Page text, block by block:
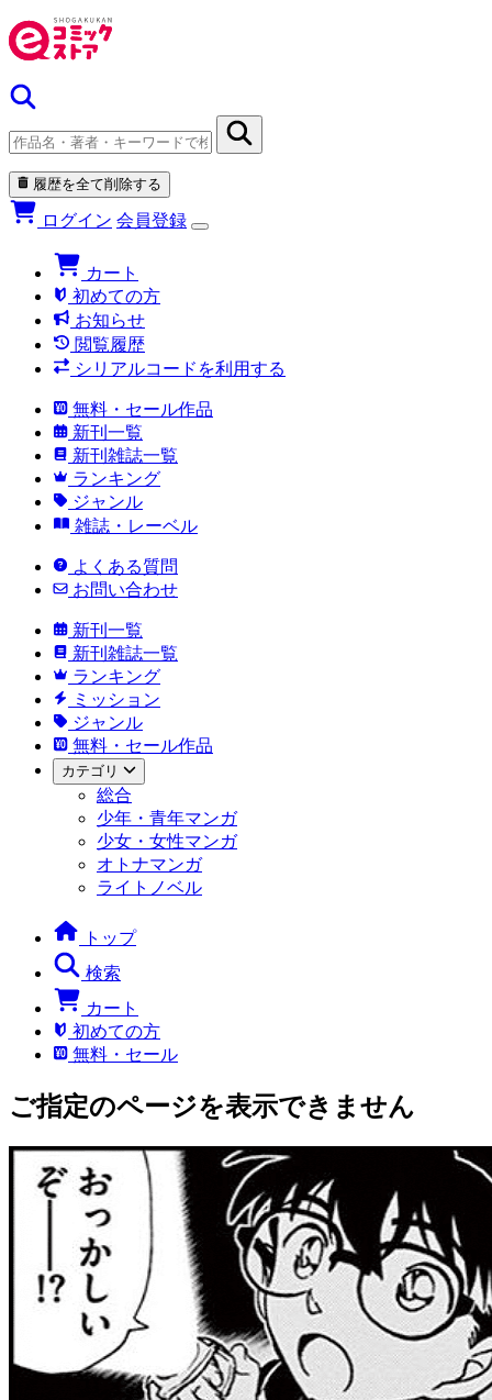
履歴を全て削除する
ログイン 会員登録
カート
初めての方
お知らせ
閲覧履歴
シリアルコードを利用する
無料・セール作品
新刊一覧
新刊雑誌一覧
ランキング
ジャンル
雑誌・レーベル
よくある質問
お問い合わせ
新刊一覧
新刊雑誌一覧
ランキング
ミッション
ジャンル
無料・セール作品
カテゴリ
総合
少年・青年マンガ
少女・女性マンガ
オトナマンガ
ライトノベル
トップ
検索
カート
初めての方
無料・セール
ご指定のページを表示できません